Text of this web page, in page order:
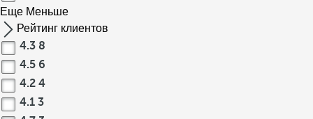
Еще Меньше
Рейтинг клиентов
4.3 8
4.5 6
4.2 4
4.1 3